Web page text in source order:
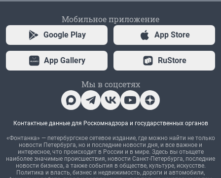
Мобильное приложение
Google Play App Store
App Gallery RuStore
Мы в соцсетях
Контактные данные для Роскомнадзора и государственных органов
«Фонтанка» — петербургское сетевое издание, где можно найти не только
новости Петербурга, но и последние новости дня, и все важное и
интересное, что происходит в России и в мире. Здесь вы отыщете
наиболее значимые происшествия, новости Санкт-Петербурга, последние
новости бизнеса, а также события в обществе, культуре, искусстве.
Политика и власть, бизнес и недвижимость, дороги и автомобили,